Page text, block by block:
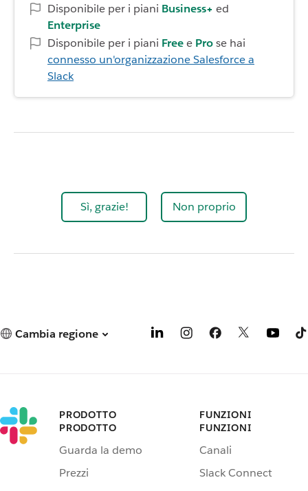
Disponibile per i piani Business+ ed
Enterprise
Disponibile per i piani Freee Prose hai
connesso un'organizzazione Salesforce a
Slack
Sì, grazie! Non proprio
Cambia regione
PRODOTTO
PRODOTTO
Guarda la demo
Prezzi
FUNZIONI
FUNZIONI
Canali
Slack Connect